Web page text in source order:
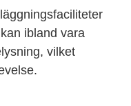
ibland vara
vilket